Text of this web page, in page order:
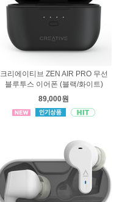
크리에이티브 ZEN AIR PRO 무선
블루투스 이어폰 (블랙/화이트)
89,000원